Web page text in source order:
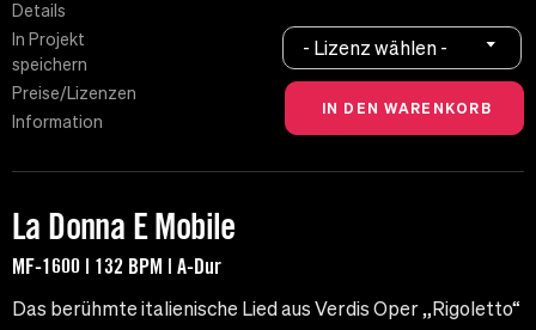
Details
In Projekt
speichern
Preise/Lizenzen
Information
- Lizenz wählen -
La Donna E Mobile
MF-1600 | 132 BPM | A-Dur
Das berühmte italienische Lied aus Verdis Oper „Rigoletto“